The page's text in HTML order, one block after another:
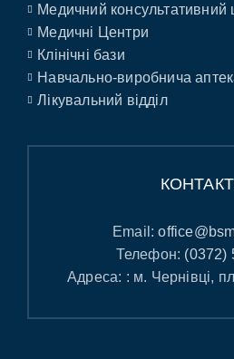
Медичний консультативний
Медичні Центри
Клінічні бази
Навчально-виробнича
Лікувальний відділ
Email:
Телефон: (0372)
Адреса: : м. Чернівці,